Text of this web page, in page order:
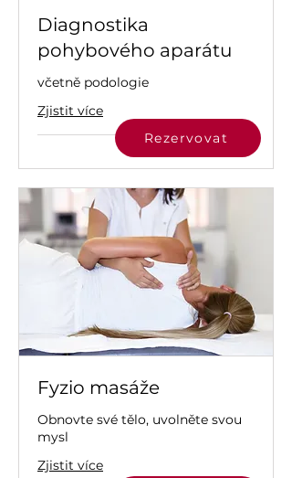
Diagnostika
pohybového aparátu
včetně podologie
Zjistit více
Fyzio masáže
Obnovte své tělo, uvolněte svou
mysl
Zjistit více
Rezervovat